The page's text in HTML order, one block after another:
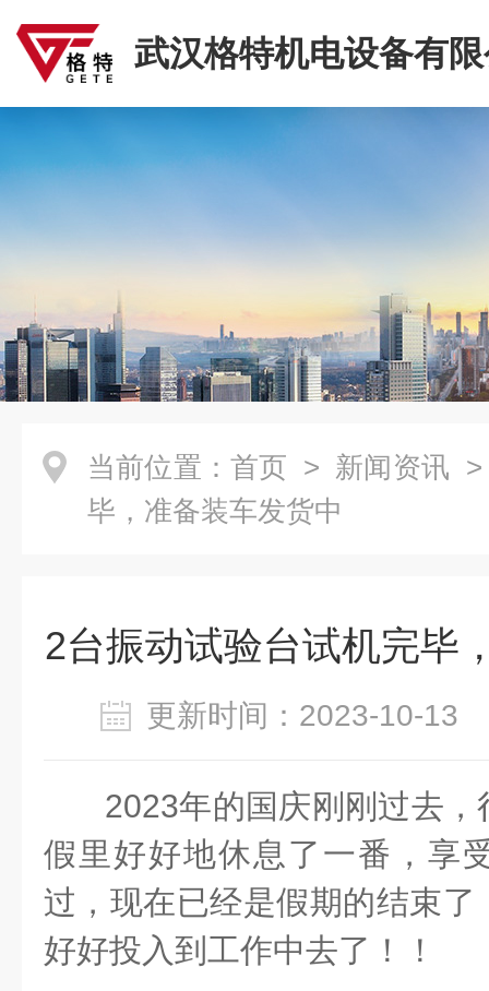
武汉格特机电设备有
当前位置： 首页 > 新闻资讯
毕，准备装车发货中
2台振动试验台试机完毕
更新时间：2023-10-
2023年的国庆刚刚过去
假里好好地休息了一番，享
过，现在已经是假期的结束
好好投入到工作中去了！！